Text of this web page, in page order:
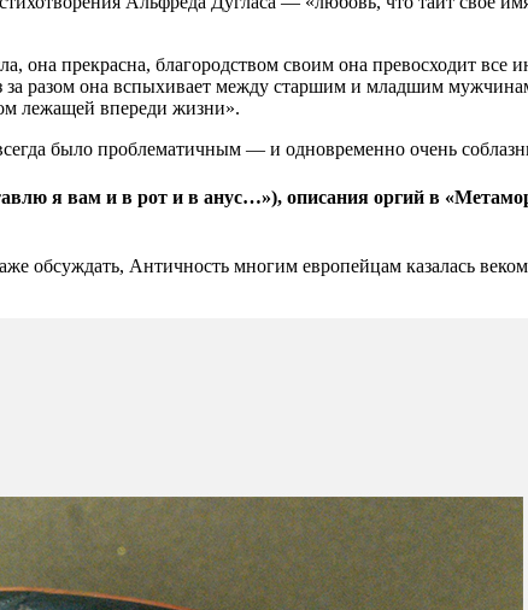
прекрасна, благородством своим она превосходит все
за разом она вспыхивает между старшим и младшим
лежащей впереди жизни».
было проблематичным — и одновременно очень
я вам и в рот и в анус…»), описания оргий в
обсуждать, Античность многим европейцам казалась